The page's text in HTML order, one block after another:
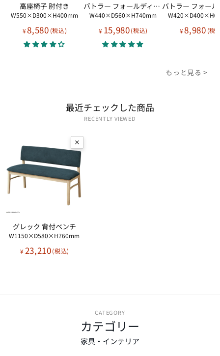
高座椅子 肘付き
W550×D300×H400mm
¥8,580
バトラー フォールディングダイニングチェア
W440×D560×H740mm
¥ 15,980
¥8,980
もっと見る >
最近​チェックした​商品
RECENTLY VIEWED
グレック 背付ベンチ
W1150×D580×H760mm
¥ 23,210
CATEGORY
カテゴリー
家具・インテリア